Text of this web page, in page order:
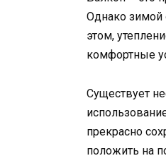
Однако зимой
этом,
комфортные
Существует
прекрасно
положить на